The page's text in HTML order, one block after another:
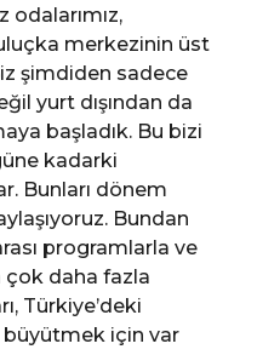
odalarımız,
merkezinin üst
şimdiden sadece
yurt dışından da
başladık. Bu bizi
kadarki
Bunları dönem
Bundan
programlarla ve
çok daha fazla
Türkiye’deki
büyütmek için var